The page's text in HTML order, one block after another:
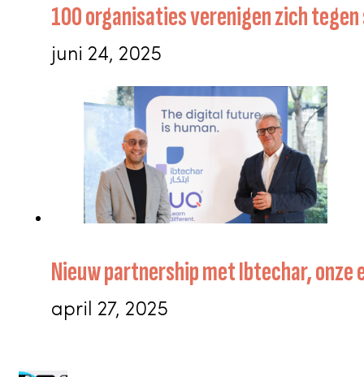
100 organisaties verenigen zich
juni 24, 2025
Nieuw partnership met Ibtechar,
april 27, 2025